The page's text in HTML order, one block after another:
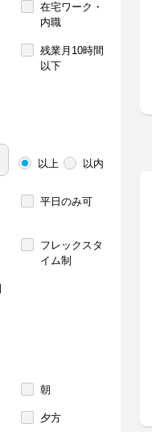
在宅ワーク・
内職
残業月10時間
以下
以上 以内
平日のみ可
フレックスタ
イム制
朝
夕方